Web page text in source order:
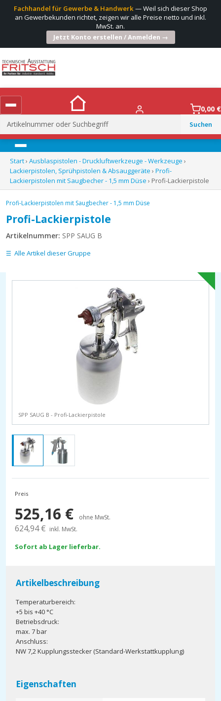
Fachhandel für Gewerbe & Handwerk— Weil sich dieser Shop
an Gewerbekunden richtet, zeigen wir alle Preise netto und inkl.
MwSt. an.
Jetzt Konto erstellen / Anmelden →
Suchen
nach:
0,00 €
Menü
Start› Ausblaspistolen - Druckluftwerkzeuge - Werkzeuge ›
Lackierpistolen, Sprühpistolen & Absauggeräte › Profi-
Lackierpistolen mit Saugbecher - 1,5 mm Düse › Profi-Lackierpistole
Profi-Lackierpistolen mit Saugbecher - 1,5 mm Düse
Profi-Lackierpistole
Artikelnummer: SPP SAUG B
Alle Artikel dieser Gruppe
SPP SAUG B - Profi-Lackierpistole
Preis
525,16 € ohne MwSt.
624,94€ inkl. MwSt.
Sofort ab Lager lieferbar.
Artikelbeschreibung
Temperaturbereich:
+5 bis +40 °C
Betriebsdruck:
max. 7 bar
Anschluss:
NW 7,2 Kupplungsstecker (Standard-Werkstattkupplung)
Eigenschaften